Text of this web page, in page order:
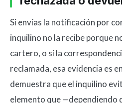
Si envías la notificación por
inquilino no la recibe porque
cartero, o si la
reclamada, esa evidencia es
demuestra que el inquilino
elemento que —dependiendo